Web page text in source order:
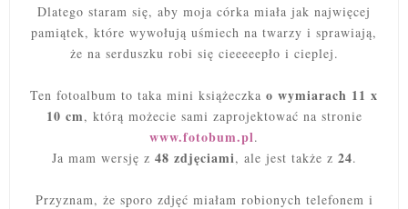
Dlatego staram się, aby moja córka miała jak najwięcej
pamiątek, które wywołują uśmiech na twarzy i sprawiają,
że na serduszku robi się cieeeeepło i cieplej.
Ten fotoalbum to taka mini książeczka o wymiarach 11 x
10 cm, którą możecie sami zaprojektować na stronie
www.fotobum.pl.
Ja mam wersję z 48 zdjęciami, ale jest także z 24.
Przyznam, że sporo zdjęć miałam robionych telefonem i